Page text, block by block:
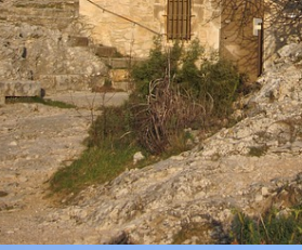
EN SAVOIR PLUS